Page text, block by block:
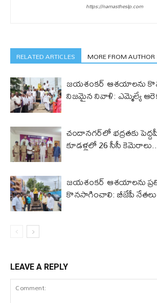
https://namastheslp.com
RELATED ARTICLES MORE FROM AUTHOR
జయశంకర్ ఆశయాలను
నిజమైన నివాళి: ఎమ్మెల్యే
చందానగర్‌లో భద్రతకు
కూడళ్లలో 26 సీసీ కెమెరాలు..
జయశంకర్ ఆశయాలను
కొనసాగించాలి: బీజేపీ నేతలు
LEAVE A REPLY